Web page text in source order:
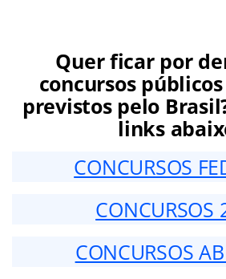
Quer ficar por
concursos
previstos pelo
links
CONCURSOS
CONCURSOS
CONCURSOS